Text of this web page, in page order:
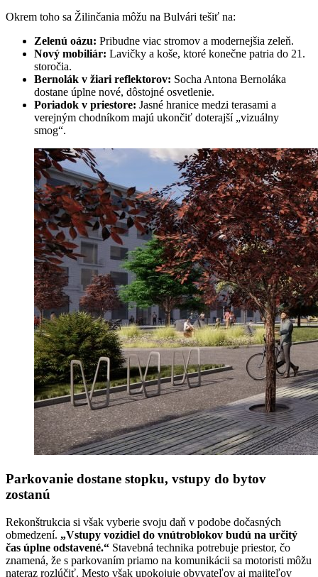
Okrem toho sa Žilinčania môžu na Bulvári tešiť na:
Zelenú oázu: Pribudne viac stromov a modernejšia zeleň.
Nový mobiliár: Lavičky a koše, ktoré konečne patria do 21.
storočia.
Bernolák v žiari reflektorov: Socha Antona Bernoláka
dostane úplne nové, dôstojné osvetlenie.
Poriadok v priestore: Jasné hranice medzi terasami a
verejným chodníkom majú ukončiť doterajší „vizuálny
smog“.
Parkovanie dostane stopku, vstupy do bytov
zostanú
Rekonštrukcia si však vyberie svoju daň v podobe dočasných
obmedzení. „Vstupy vozidiel do vnútroblokov budú na určitý
čas úplne odstavené.“ Stavebná technika potrebuje priestor, čo
znamená, že s parkovaním priamo na komunikácii sa motoristi môžu
nateraz rozlúčiť. Mesto však upokojuje obyvateľov aj majiteľov